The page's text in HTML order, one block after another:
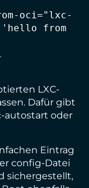
oci="lxc-
'hello from
LXC-
Dafür gibt
autostart oder
Eintrag
config-Datei
sichergestellt,